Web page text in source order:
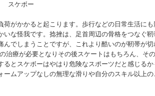
スケボー
がかかると起こります。歩行などの日常生活にも
な怪我です。捻挫は、足首周辺の骨格をつなぐ靭
でしまうことですが、これより酷いのが靭帯が切
治療が必要となりその後スケートはもちろん、そ
とスケボーはやはり危険なスポーツだと感じるか
ムアップなしの無理な滑りや自分のスキル以上